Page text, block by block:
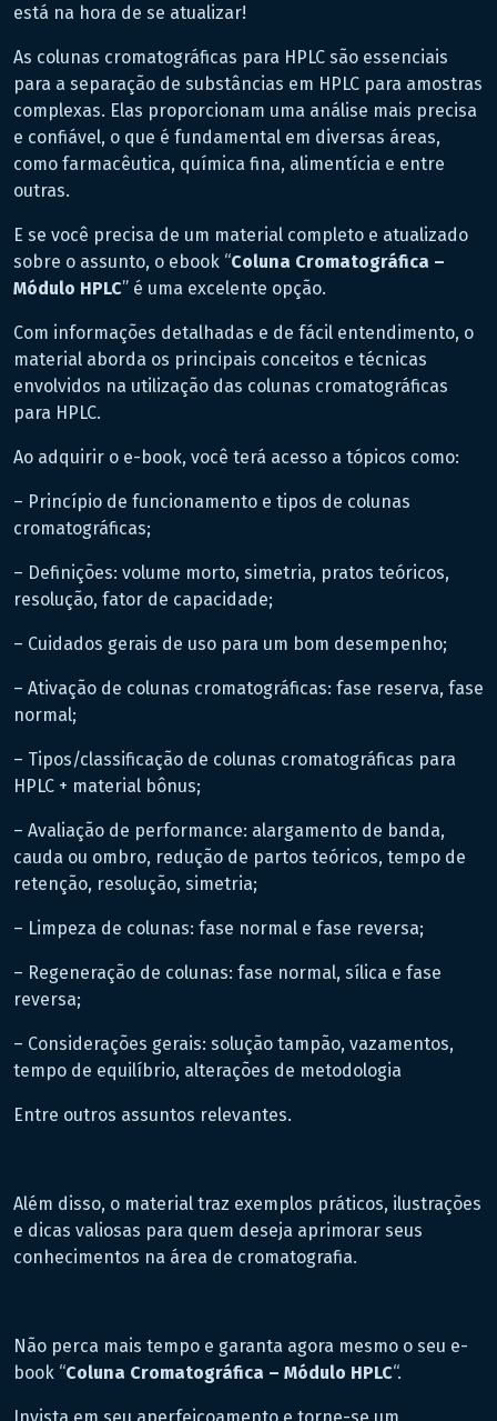
está na hora de se atualizar!
As colunas cromatográficas para HPLC são essenciais
para a separação de substâncias em HPLC para amostras
complexas. Elas proporcionam uma análise mais precisa
e confiável, o que é fundamental em diversas áreas,
como farmacêutica, química fina, alimentícia e entre
outras.
E se você precisa de um material completo e atualizado
sobre o assunto, o ebook “Coluna Cromatográfica –
Módulo HPLC” é uma excelente opção.
Com informações detalhadas e de fácil entendimento, o
material aborda os principais conceitos e técnicas
envolvidos na utilização das colunas cromatográficas
para HPLC.
Ao adquirir o e-book, você terá acesso a tópicos como:
– Princípio de funcionamento e tipos de colunas
cromatográficas;
– Definições: volume morto, simetria, pratos teóricos,
resolução, fator de capacidade;
– Cuidados gerais de uso para um bom desempenho;
– Ativação de colunas cromatográficas: fase reserva, fase
normal;
– Tipos/classificação de colunas cromatográficas para
HPLC + material bônus;
– Avaliação de performance: alargamento de banda,
cauda ou ombro, redução de partos teóricos, tempo de
retenção, resolução, simetria;
– Limpeza de colunas: fase normal e fase reversa;
– Regeneração de colunas: fase normal, sílica e fase
reversa;
– Considerações gerais: solução tampão, vazamentos,
tempo de equilíbrio, alterações de metodologia
Entre outros assuntos relevantes.
Além disso, o material traz exemplos práticos, ilustrações
e dicas valiosas para quem deseja aprimorar seus
conhecimentos na área de cromatografia.
Não perca mais tempo e garanta agora mesmo o seu e-
book “Coluna Cromatográfica – Módulo HPLC“.